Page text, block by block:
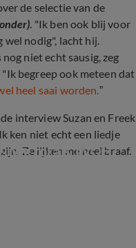
de selectie van de
. "Ik ben ook blij voor
nodig", lacht hij.
niet echt sausig, zeg
"Ik begreep ook meteen dat
heel saai worden.”
interview Suzan en Freek
ken niet echt een liedje
Ze lijken me heel braaf.
rol als TVOH-